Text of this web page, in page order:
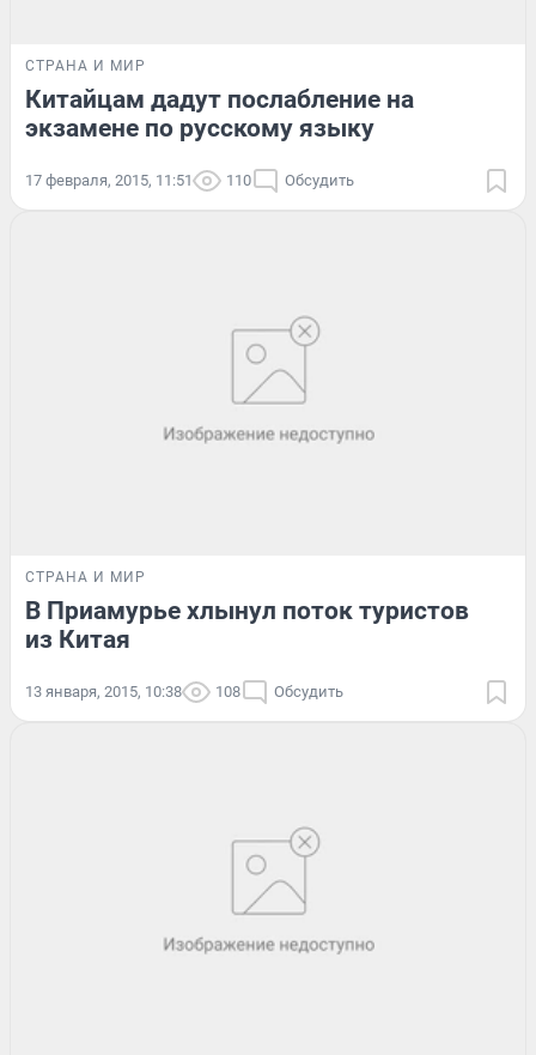
СТРАНА И МИР
Китайцам дадут послабление на
экзамене по русскому языку
17 февраля, 2015, 11:51 110 Обсудить
СТРАНА И МИР
В Приамурье хлынул поток туристов
из Китая
13 января, 2015, 10:38 108 Обсудить